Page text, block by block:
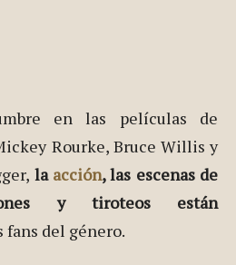
en las películas de
Rourke, Bruce Willis y